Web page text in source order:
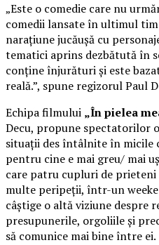
„Este o comedie care nu
comedii lansate în ultimul
narațiune jucăușă cu
tematici aprins dezbătută în
conține înjurături și este
reală.”, spune regizorul Paul
Echipa filmului „În pielea
Decu, propune spectatorilor
situații des întâlnite în
pentru cine e mai greu/ mai
care patru cupluri de
multe peripeții, într-un
câștige o altă viziune despre
presupunerile, orgoliile și
să comunice mai bine între ei.